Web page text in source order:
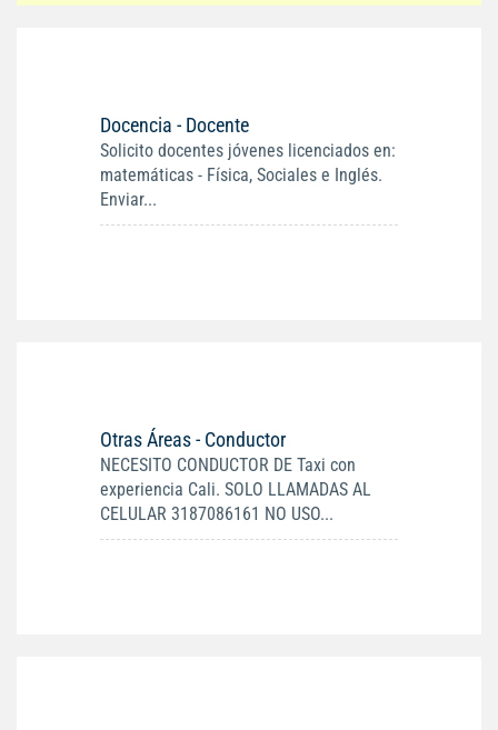
Docencia - Docente
Solicito docentes jóvenes licenciados en:
matemáticas - Física, Sociales e Inglés.
Enviar...
Otras Áreas - Conductor
NECESITO CONDUCTOR DE Taxi con
experiencia Cali. SOLO LLAMADAS AL
CELULAR 3187086161 NO USO...